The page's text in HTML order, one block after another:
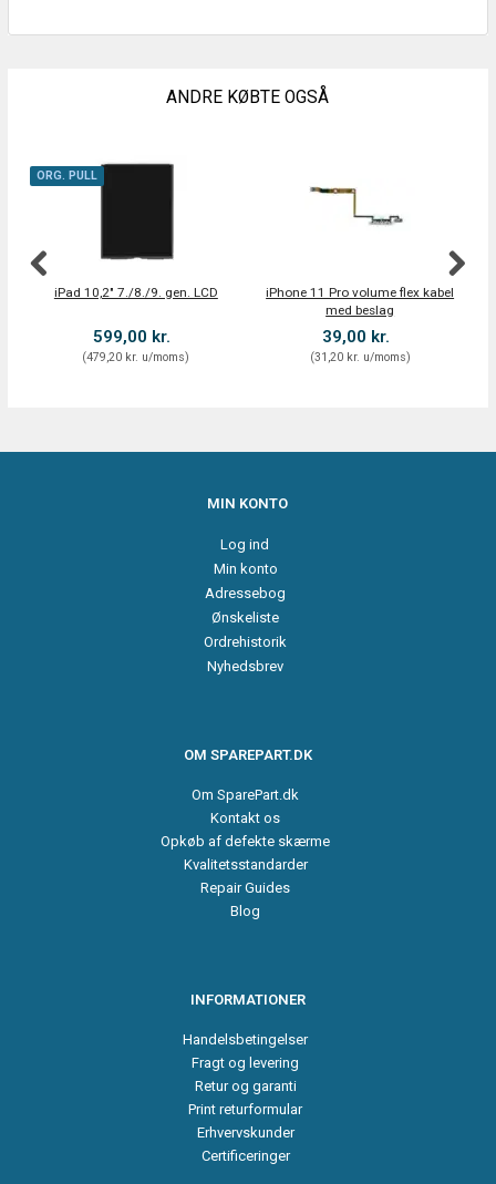
ANDRE KØBTE OGSÅ
ORG. PULL
iPad 10,2" 7./8./9. gen. LCD
599,00 kr.
(479,20 kr. u/moms)
iPhone 11 Pro volume flex kabel
med beslag
39,00 kr.
(31,20 kr. u/moms)
MIN KONTO
Log ind
Min konto
Adressebog
Ønskeliste
Ordrehistorik
Nyhedsbrev
OM SPAREPART.DK
Om SparePart.dk
Kontakt os
Opkøb af defekte skærme
Kvalitetsstandarder
Repair Guides
Blog
INFORMATIONER
Handelsbetingelser
Fragt og levering
Retur og garanti
Print returformular
Erhvervskunder
Certificeringer